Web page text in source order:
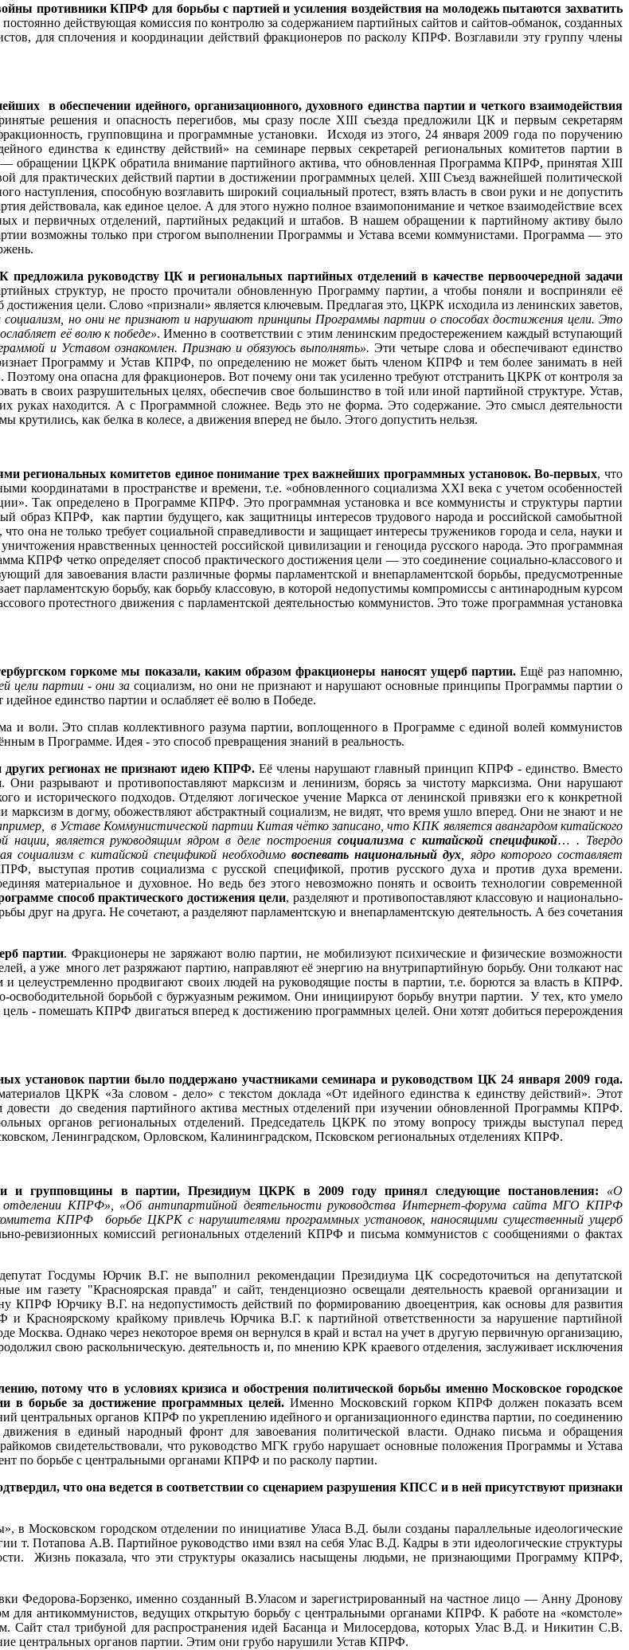
противники КПРФ для борьбы с партией и усиления воздействия на молодежь пытаются захватить
действующая комиссия по контролю за содержанием партийных сайтов и сайтов-обманок, созданных
для сплочения и координации действий фракционеров по расколу КПРФ. Возглавили эту группу члены
в обеспечении идейного, организационного, духовного единства партии и четкого взаимодействия
решения и опасность перегибов, мы сразу после ХIII съезда предложили ЦК и первым секретарям
групповщина и программные установки. Исходя из этого, 24 января 2009 года по поручению
единства к единству действий» на семинаре первых секретарей региональных комитетов партии в
— обращении ЦКРК обратила внимание партийного актива, что обновленная Программа КПРФ, принятая ХIII
для практических действий партии в достижении программных целей. ХIII Съезд важнейшей политической
наступления, способную возглавить широкий социальный протест, взять власть в свои руки и не допустить
действовала, как единое целое. А для этого нужно полное взаимопонимание и четкое взаимодействие всех
и первичных отделений, партийных редакций и штабов. В нашем обращении к партийному активу было
возможны только при строгом выполнении Программы и Устава всеми коммунистами. Программа — это
руководству ЦК и региональных партийных отделений в качестве первоочередной задачи
структур, не просто прочитали обновленную Программу партии, а чтобы поняли и восприняли её
цели. Слово «признали» является ключевым. Предлагая это, ЦКРК исходила из ленинских заветов,
но они не признают и нарушают принципы Программы партии о способах достижения цели. Это
её волю к победе». Именно в соответствии с этим ленинским предостережением каждый вступающий
и Уставом ознакомлен. Признаю и обязуюсь выполнять». Эти четыре слова и обеспечивают единство
Программу и Устав КПРФ, по определению не может быть членом КПРФ и тем более занимать в ней
она опасна для фракционеров. Вот почему они так усиленно требуют отстранить ЦКРК от контроля за
в своих разрушительных целях, обеспечив свое большинство в той или иной партийной структуре. Устав,
руках находится. А с Программной сложнее. Ведь это не форма. Это содержание. Это смысл деятельности
крутились, как белка в колесе, а движения вперед не было. Этого допустить нельзя.
региональных комитетов единое понимание трех важнейших программных установок. Во-первых, что
координатами в пространстве и времени, т.е. «обновленного социализма ХХI века с учетом особенностей
Так определено в Программе КПРФ. Это программная установка и все коммунисты и структуры партии
образ КПРФ, как партии будущего, как защитницы интересов трудового народа и российской самобытной
она не только требует социальной справедливости и защищает интересы тружеников города и села, науки и
нравственных ценностей российской цивилизации и геноцида русского народа. Это программная
КПРФ четко определяет способ практического достижения цели — это соединение социально-классового и
для завоевания власти различные формы парламентской и внепарламентской борьбы, предусмотренные
парламентскую борьбу, как борьбу классовую, в которой недопустимы компромиссы с антинародным курсом
протестного движения с парламентской деятельностью коммунистов. Это тоже программная установка
горкоме мы показали, каким образом фракционеры наносят ущерб партии.Ещё раз напомню,
цели партии - они за социализм, но они не признают и нарушают основные принципы Программы партии о
единство партии и ослабляет её волю в Победе.
воли. Это сплав коллективного разума партии, воплощенного в Программе с единой волей коммунистов
в Программе. Идея - это способ превращения знаний в реальность.
регионах не признают идею КПРФ. Её члены нарушают главный принцип КПРФ - единство. Вместо
Они разрывают и противопоставляют марксизм и ленинизм, борясь за чистоту марксизма. Они нарушают
и исторического подходов. Отделяют логическое учение Маркса от ленинской привязки его к конкретной
марксизм в догму, обожествляют абстрактный социализм, не видят, что время ушло вперед. Они не знают и не
в Уставе Коммунистической партии Китая чётко записано, что КПК является авангардом китайского
нации, является руководящим ядром в деле построениясоциализма с китайской спецификой…. Твердо
социализм с китайской спецификой необходимовоспевать национальный дух , ядро которого составляет
выступая против социализма с русской спецификой, против русского духа и против духа времени.
материальное и духовное. Но ведь без этого невозможно понять и освоить технологии современной
способ практического достижения цели, разделяют и противопоставляют классовую и национально-
друг на друга. Не сочетают, а разделяют парламентскую и внепарламентскую деятельность. А без сочетания
партии. Фракционеры не заряжают волю партии, не мобилизуют психические и физические возможности
а уже много лет разряжают партию, направляют её энергию на внутрипартийную борьбу. Они толкают нас
целеустремленно продвигают своих людей на руководящие посты в партии, т.е. борются за власть в КПРФ.
освободительной борьбой с буржуазным режимом. Они инициируют борьбу внутри партии. У тех, кто умело
- помешать КПРФ двигаться вперед к достижению программных целей. Они хотят добиться перерождения
установок партии было поддержано участниками семинара и руководством ЦК 24 января 2009 года.
ЦКРК «За словом - дело» с текстом доклада «От идейного единства к единству действий». Этот
до сведения партийного актива местных отделений при изучении обновленной Программы КПРФ.
органов региональных отделений. Председатель ЦКРК по этому вопросу трижды выступал перед
Ленинградском, Орловском, Калининградском, Псковском региональных отделениях КПРФ.
и групповщины в партии, Президиум ЦКРК в 2009 году принял следующие постановления:
«О
отделении КПРФ», «Об антипартийной деятельности руководства Интернет-форума сайта МГО КПРФ
комитета КПРФ борьбе ЦКРК с нарушителями программных установок, наносящими существенный ущерб
ревизионных комиссий региональных отделений КПРФ и письма коммунистов с сообщениями о фактах
Госдумы Юрчик В.Г. не выполнил рекомендации Президиума ЦК сосредоточиться на депутатской
им газету "Красноярская правда" и сайт, тенденциозно освещали деятельность краевой организации и
КПРФ Юрчику В.Г. на недопустимость действий по формированию двоецентрия, как основы для развития
крайкому привлечь Юрчика В.Г. к партийной ответственности за нарушение партийной
Москва. Однако через некоторое время он вернулся в край и встал на учет в другую первичную организацию,
свою раскольническую. деятельность и, по мнению КРК краевого отделения, заслуживает исключения
потому что в условиях кризиса и обострения политической борьбы именно Московское городское
борьбе за достижение программных целей. Именно Московский горком КПРФ должен показать всем
центральных органов КПРФ по укреплению идейного и организационного единства партии, по соединению
движения в единый народный фронт для завоевания политической власти. Однако письма и обращения
свидетельствовали, что руководство МГК грубо нарушает основные положения Программы и Устава
по борьбе с центральными органами КПРФ и по расколу партии.
дил, что она ведетсяв соответствии со сценарием разрушения КПСС и в ней присутствуют признаки
в Московском городском отделении по инициативе Уласа В.Д. были созданы параллельные идеологические
т. Потапова А.В. Партийное руководство ими взял на себя Улас В.Д. Кадры в эти идеологические структуры
Жизнь показала, что эти структуры оказались насыщены людьми, не признающими Программу КПРФ,
Федорова-Борзенко, именно созданный В.Уласом и зарегистрированный на частное лицо — Анну Дронову
для антикоммунистов, ведущих открытую борьбу с центральными органами КПРФ. К работе на «комстоле»
Сайт стал трибуной для распространения идей Басанца и Милосердова, которых Улас В.Д. и Никитин С.В.
центральных органов партии. Этим они грубо нарушили Устав КПРФ.